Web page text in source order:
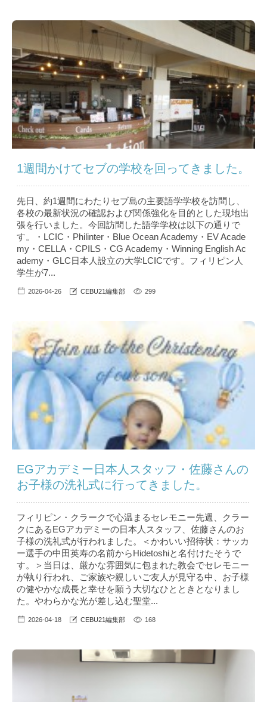
1週間かけてセブの学校を回ってきました。
先日、約1週間にわたりセブ島の主要語学学校を訪問し、
各校の最新状況の確認および関係強化を目的とした現地出
張を行いました。今回訪問した語学学校は以下の通りで
す。・LCIC・Philinter・Blue Ocean Academy・EV Acade
my・CELLA・CPILS・CG Academy・Winning English Ac
ademy・GLC日本人設立の大学LCICです。フィリピン人
学生が7...
2026-04-26 CEBU21編集部 299
EGアカデミー日本人スタッフ・佐藤さんの
お子様の洗礼式に行ってきました。
フィリピン・クラークで心温まるセレモニー先週、クラー
クにあるEGアカデミーの日本人スタッフ、佐藤さんのお
子様の洗礼式が行われました。＜かわいい招待状：サッカ
ー選手の中田英寿の名前からHidetoshiと名付けたそうで
す。＞当日は、厳かな雰囲気に包まれた教会でセレモニー
が執り行われ、ご家族や親しいご友人が見守る中、お子様
の健やかな成長と幸せを願う大切なひとときとなりまし
た。やわらかな光が差し込む聖堂...
2026-04-18 CEBU21編集部 168